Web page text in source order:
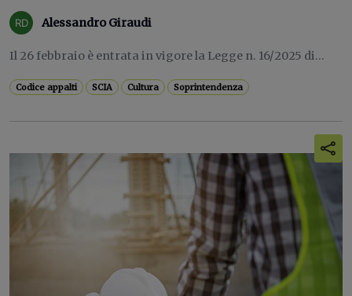
Alessandro Giraudi
Il 26 febbraio è entrata in vigore la Legge n. 16/2025 di...
Codice appalti SCIA Cultura Soprintendenza